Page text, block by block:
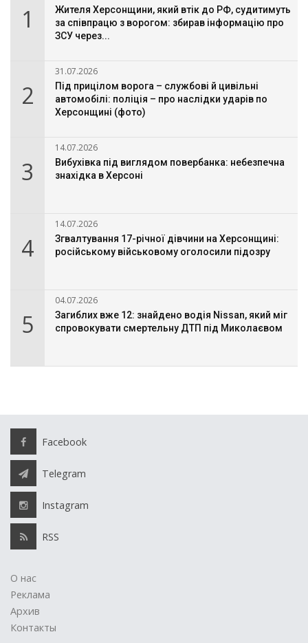
1
Жителя Херсонщини, який втік до РФ, судитимуть
за співпрацю з ворогом: збирав інформацію про
ЗСУ через...
2
31.07.2026
Під прицілом ворога – службові й цивільні
автомобілі: поліція – про наслідки ударів по
Херсонщині (фото)
3
14.07.2026
Вибухівка під виглядом повербанка: небезпечна
знахідка в Херсоні
4
14.07.2026
Згвалтування 17-річної дівчини на Херсонщині:
російському військовому оголосили підозру
5
04.07.2026
Загиблих вже 12: знайдено водія Nissan, який міг
спровокувати смертельну ДТП під Миколаєвом
Facebook
Telegram
Instagram
RSS
О нас
Реклама
Архив
Контакты